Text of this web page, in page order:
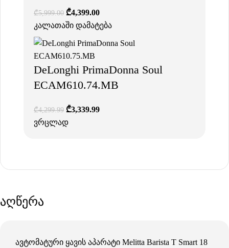
₾5,999.00 ₾4,399.00
კალათაში დამატება
DeLonghi PrimaDonna Soul
ECAM610.74.MB
₾4,299.99 ₾3,339.99
ვრცლად
აღწერა
ავტომატური ყავის აპარატი Melitta Barista T Smart 18